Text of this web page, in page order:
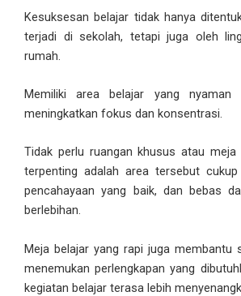
Kesuksesan belajar tidak hanya
terjadi di sekolah, tetapi juga oleh
rumah.
Memiliki area belajar yang nyaman
meningkatkan fokus dan konsentrasi.
Tidak perlu ruangan khusus atau meja
terpenting adalah area tersebut
pencahayaan yang baik, dan bebas
berlebihan.
Meja belajar yang rapi juga membantu
menemukan perlengkapan yang
kegiatan belajar terasa lebih